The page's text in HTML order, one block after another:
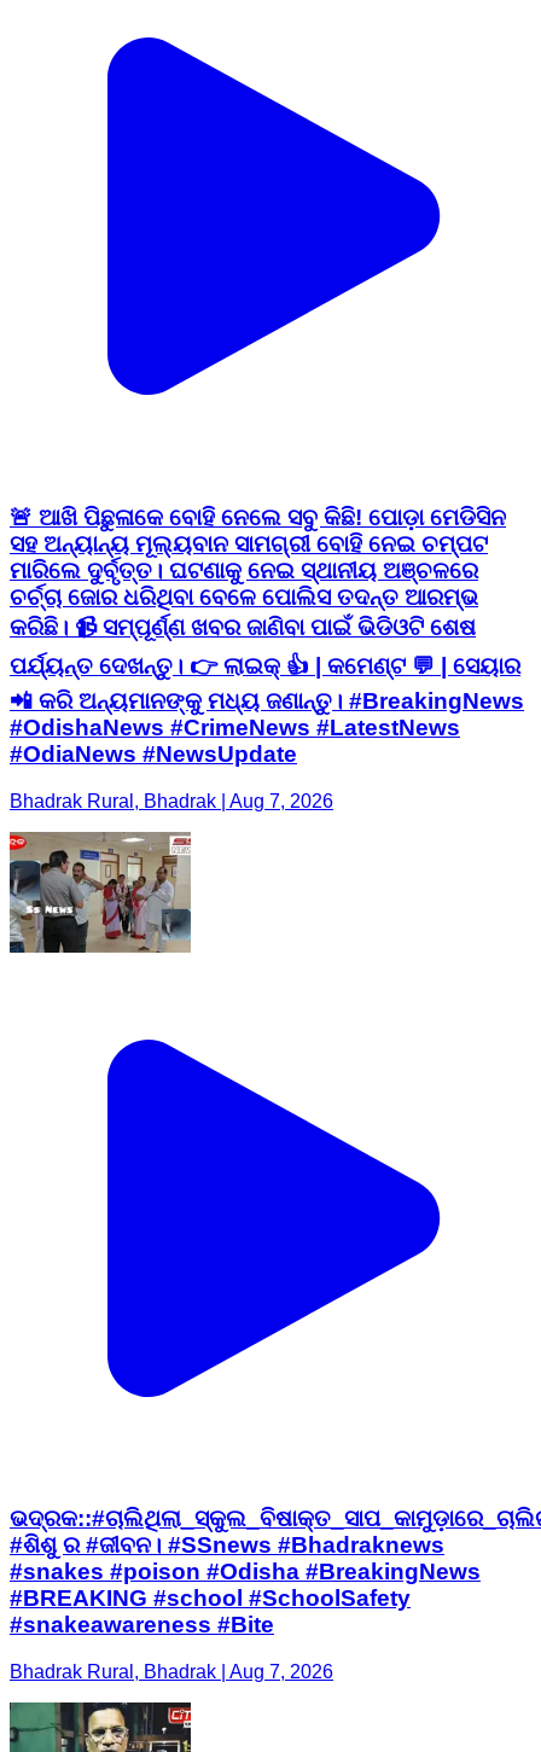
🚨 ଆଖି ପିଛୁଳାକେ ବୋହି ନେଲେ ସବୁ କିଛି! ପୋଡ଼ା ମେଡିସିନ
ସହ ଅନ୍ୟାନ୍ୟ ମୂଲ୍ୟବାନ ସାମଗ୍ରୀ ବୋହି ନେଇ ଚମ୍ପଟ
ମାରିଲେ ଦୁର୍ବୃତ୍ତ। ଘଟଣାକୁ ନେଇ ସ୍ଥାନୀୟ ଅଞ୍ଚଳରେ
ଚର୍ଚ୍ଚା ଜୋର ଧରିଥିବା ବେଳେ ପୋଲିସ ତଦନ୍ତ ଆରମ୍ଭ
କରିଛି। 📹 ସମ୍ପୂର୍ଣ୍ଣ ଖବର ଜାଣିବା ପାଇଁ ଭିଡିଓଟି ଶେଷ
ପର୍ଯ୍ୟନ୍ତ ଦେଖନ୍ତୁ। 👉 ଲାଇକ୍ 👍 | କମେଣ୍ଟ 💬 | ସେୟାର
📲 କରି ଅନ୍ୟମାନଙ୍କୁ ମଧ୍ୟ ଜଣାନ୍ତୁ। #BreakingNews
#OdishaNews #CrimeNews #LatestNews
#OdiaNews #NewsUpdate
Bhadrak Rural, Bhadrak | Aug 7, 2026
#ଶିଶୁ ର #ଜୀବନ। #SSnews #Bhadraknews
#snakes #poison #Odisha #BreakingNews
#BREAKING #school #SchoolSafety
#snakeawareness #Bite
Bhadrak Rural, Bhadrak | Aug 7, 2026